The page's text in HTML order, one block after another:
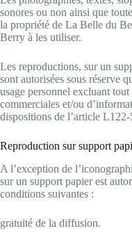
sonores ou non ainsi que
la propriété de La Belle du
Berry à les utiliser.
Les reproductions, sur un
sont autorisées sous réserve
usage personnel excluant
commerciales et/ou
dispositions de l’article
Reproduction sur support
A l’exception de
sur un support papier est
conditions suivantes :
gratuité de la diffusion.